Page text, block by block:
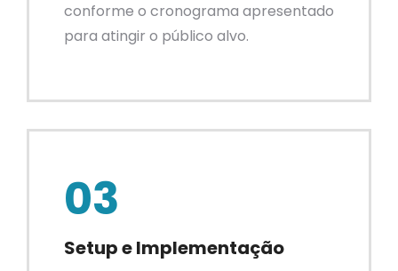
conforme o cronograma apresentado
para atingir o público alvo.
03
Setup e Implementação